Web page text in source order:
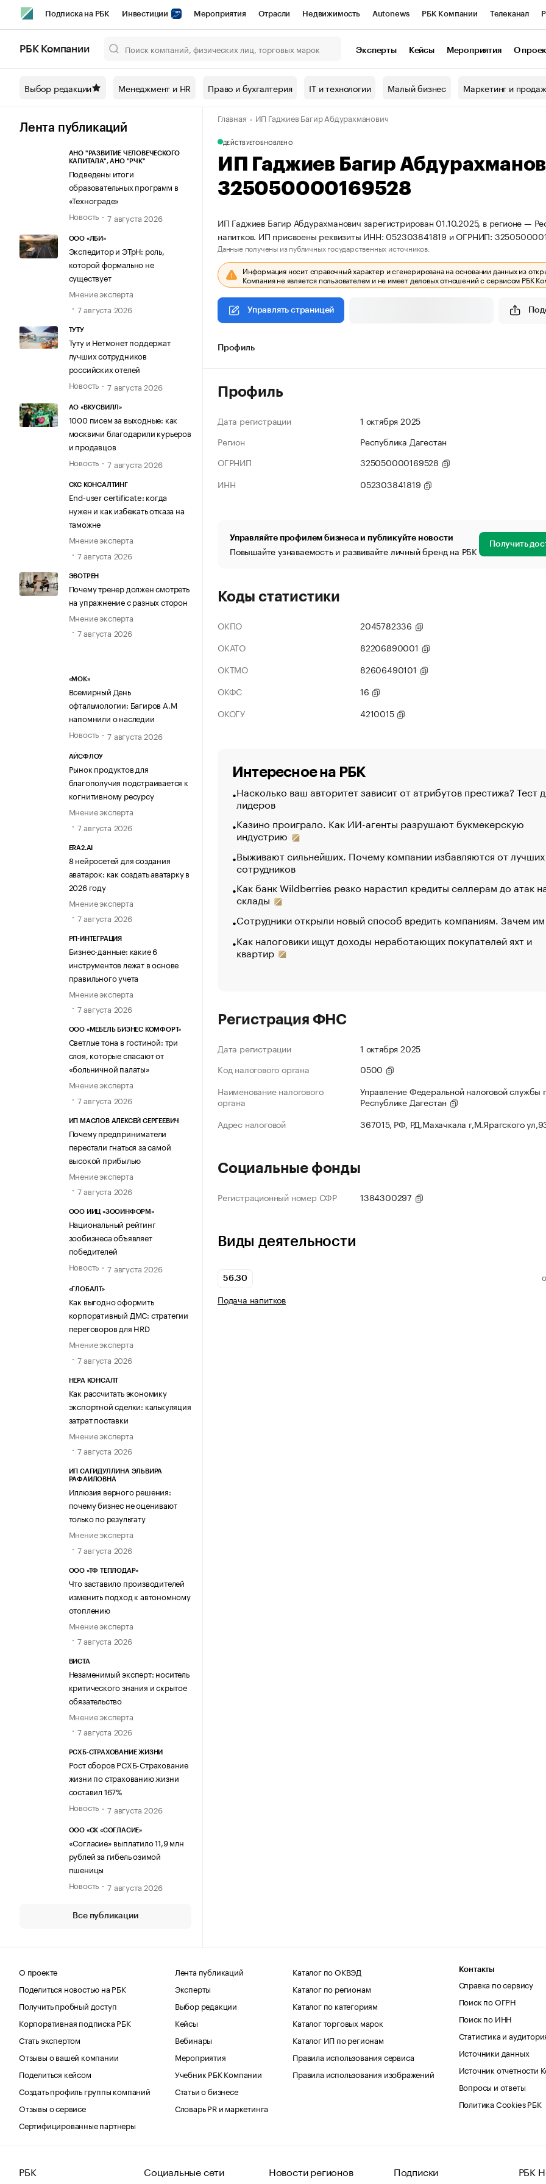
Подписка на РБК Инвестиции Мероприятия Отрасли Недвижимость Autonews РБК Компании Телеканал
Спецпроекты СПб Конференции СПб Спецпроекты Проверка контрагентов
Технологии и медиа Рынок наличной валюты
РБК Компании Эксперты Кейсы Мероприятия О
Выбор редакции Менеджмент и HR Право и бухгалтерия IT и технологии Малый бизнес Маркетинг и
Лента публикаций
АНО "РАЗВИТИЕ ЧЕЛОВЕЧЕСКОГО
КАПИТАЛА", АНО "РЧК"
Подведены итоги
образовательных программ в
«Технограде»
Новость
7 августа 2026
ООО «ЛБИ»
Экспедитор и ЭТрН: роль,
которой формально не
существует
Мнение эксперта
7 августа 2026
ТУТУ
Туту и Нетмонет поддержат
лучших сотрудников
российских отелей
Новость
7 августа 2026
АО «ВКУСВИЛЛ»
1000 писем за выходные: как
москвичи благодарили курьеров
и продавцов
Новость
7 августа 2026
СКС КОНСАЛТИНГ
End-user certificate: когда
нужен и как избежать отказа на
таможне
Мнение эксперта
7 августа 2026
ЭВОТРЕН
Почему тренер должен смотреть
на упражнение с разных сторон
Мнение эксперта
7 августа 2026
«МОК»
Всемирный День
офтальмологии: Багиров А.М
напомнили о наследии
Новость
7 августа 2026
АЙСФЛОУ
Рынок продуктов для
благополучия подстраивается к
когнитивному ресурсу
Мнение эксперта
7 августа 2026
ERA2.AI
8 нейросетей для создания
аватарок: как создать аватарку в
2026 году
Мнение эксперта
7 августа 2026
РП-ИНТЕГРАЦИЯ
Бизнес-данные: какие 6
инструментов лежат в основе
правильного учета
Мнение эксперта
7 августа 2026
ООО «МЕБЕЛЬ БИЗНЕС КОМФОРТ»
Светлые тона в гостиной: три
слоя, которые спасают от
«больничной палаты»
Мнение эксперта
7 августа 2026
ИП МАСЛОВ АЛЕКСЕЙ СЕРГЕЕВИЧ
Почему предприниматели
перестали гнаться за самой
высокой прибылью
Мнение эксперта
7 августа 2026
ООО ИИЦ «ЗООИНФОРМ»
Национальный рейтинг
зообизнеса объявляет
победителей
Новость
7 августа 2026
«ГЛОБАЛТ»
Как выгодно оформить
корпоративный ДМС: стратегии
переговоров для HRD
Мнение эксперта
7 августа 2026
НЕРА КОНСАЛТ
Как рассчитать экономику
экспортной сделки: калькуляция
затрат поставки
Мнение эксперта
7 августа 2026
ИП САГИДУЛЛИНА ЭЛЬВИРА
РАФАИЛОВНА
Иллюзия верного решения:
почему бизнес не оценивают
только по результату
Мнение эксперта
7 августа 2026
ООО «ТФ ТЕПЛОДАР»
Что заставило производителей
изменить подход к автономному
отоплению
Мнение эксперта
7 августа 2026
ВИСТА
Незаменимый эксперт: носитель
критического знания и скрытое
обязательство
Мнение эксперта
7 августа 2026
РСХБ-СТРАХОВАНИЕ ЖИЗНИ
Рост сборов РСХБ-Страхование
жизни по страхованию жизни
составил 167%
Новость
7 августа 2026
ООО «СК «СОГЛАСИЕ»
«Согласие» выплатило 11,9 млн
рублей за гибель озимой
пшеницы
Новость
7 августа 2026
Все публикации
Главная ИП Гаджиев Багир Абдурахманович
ДЕЙСТВУЕТОБНОВЛЕНО
ИП Гаджиев Багир
325050000169528
ИП Гаджиев Багир Абдурахманович зарегистрирован 01.10.2025, в регионе —
напитков. ИП присвоены реквизиты ИНН: 052303841819 и ОГРНИП:
Данные получены из публичных государственных источников.
Информация носит справочный характер и сгенерирована на основании данных из
Компания не является пользователем и не имеет деловых отношений с сервисом РБК
Управлять страницей
Профиль
Профиль
Дата регистрации
1 октября 2025
Регион
Республика Дагестан
ОГРНИП
325050000169528
ИНН
052303841819
Управляйте профилем бизнеса и публикуйте новости
Повышайте узнаваемость и развивайте личный бренд на РБК Получить
Коды статистики
ОКПО
2045782336
ОКАТО
82206890001
ОКТМО
82606490101
ОКФС
16
ОКОГУ
4210015
Интересное на РБК
Насколько ваш авторитет зависит от атрибутов престижа? Тест
лидеров
Казино проиграло. Как ИИ-агенты разрушают букмекерскую
индустрию
Выживают сильнейших. Почему компании избавляются от лучших
сотрудников
Как банк Wildberries резко нарастил кредиты селлерам до атак
склады
Сотрудники открыли новый способ вредить компаниям. Зачем
Как налоговики ищут доходы неработающих покупателей яхт и
квартир
Регистрация ФНС
Дата регистрации
1 октября 2025
Код налогового органа
0500
Наименование налогового
органа
Управление Федеральной налоговой службы
Республике Дагестан
Адрес налоговой
367015, РФ, РД,Махачкала г,М.Ярагского
Социальные фонды
Регистрационный номер СФР 1384300297
Виды деятельности
56.30
Подача напитков
О проекте
Поделиться новостью на РБК
Получить пробный доступ
Корпоративная подписка РБК
Стать экспертом
Отзывы о вашей компании
Поделиться кейсом
Создать профиль группы компаний
Отзывы о сервисе
Сертифицированные партнеры
Лента публикаций
Эксперты
Выбор редакции
Кейсы
Вебинары
Мероприятия
Учебник РБК Компании
Статьи о бизнесе
Словарь PR и маркетинга
Каталог по ОКВЭД
Каталог по регионам
Каталог по категориям
Каталог торговых марок
Каталог ИП по регионам
Правила использования сервиса
Правила использования изображений
Контакты
Справка по сервису
Поиск по ОГРН
Поиск по ИНН
Статистика и
Источники данных
Источник отчетности
Вопросы и ответы
Политика Cookies РБК
РБК Социальные сети Новости регионов Подписки РБК